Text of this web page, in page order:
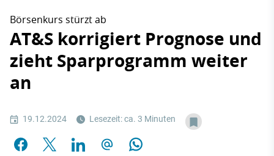
Börsenkurs stürzt ab
AT&S korrigiert Prognose und
zieht Sparprogramm weiter
an
19.12.2024 Lesezeit: ca. 3 Minuten